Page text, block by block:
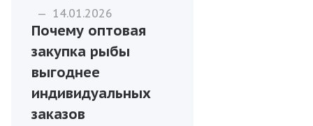
— 14.01.2026
Почему оптовая
закупка рыбы
выгоднее
индивидуальных
заказов